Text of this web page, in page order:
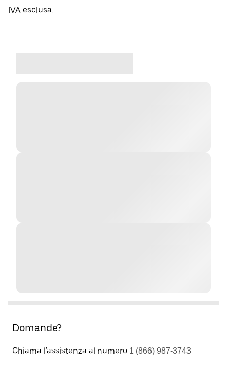
IVA esclusa.
Domande?
Chiama l'assistenza al numero 1 (866) 987-3743